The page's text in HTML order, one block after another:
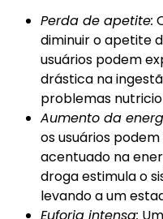
Perda de apetite:
diminuir o apetite
usuários podem
drástica na
problemas
Aumento da
os usuários
acentuado na
droga estimula o
levando a um